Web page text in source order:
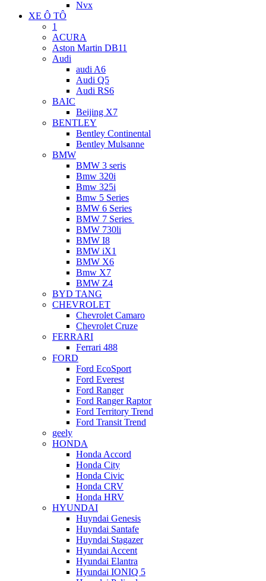
Nvx
XE Ô TÔ
1
ACURA
Aston Martin DB11
Audi
audi A6
Audi Q5
Audi RS6
BAIC
Beijing X7
BENTLEY
Bentley Continental
Bentley Mulsanne
BMW
BMW 3 seris
Bmw 320i
Bmw 325i
Bmw 5 Series
BMW 6 Series
BMW 7 Series
BMW 730li
BMW I8
BMW iX1
BMW X6
Bmw X7
BMW Z4
BYD TANG
CHEVROLET
Chevrolet Camaro
Chevrolet Cruze
FERRARI
Ferrari 488
FORD
Ford EcoSport
Ford Everest
Ford Ranger
Ford Ranger Raptor
Ford Territory Trend
Ford Transit Trend
geely
HONDA
Honda Accord
Honda City
Honda Civic
Honda CRV
Honda HRV
HYUNDAI
Huyndai Genesis
Huyndai Santafe
Huyndai Stagazer
Hyundai Accent
Hyundai Elantra
Hyundai IONIQ 5